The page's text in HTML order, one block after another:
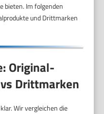
bieten. Im folgenden
und Drittmarken
Original-
Drittmarken
Wir vergleichen die